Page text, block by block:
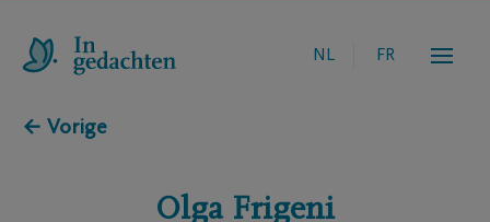
NL FR
← Vorige
Olga Frigeni